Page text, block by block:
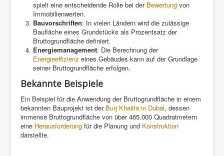
spielt eine entscheidende Rolle bei der Bewertung von
Immobilienwerten.
Bauvorschriften: In vielen Ländern wird die zulässige
Baufläche eines Grundstücks als Prozentsatz der
Bruttogrundfläche definiert.
Energiemanagement: Die Berechnung der
Energieeffizienz eines Gebäudes kann auf der Grundlage
seiner Bruttogrundfläche erfolgen.
Bekannte Beispiele
Ein Beispiel für die Anwendung der Bruttogrundfläche in einem
bekannten Bauprojekt ist der Burj Khalifa in Dubai, dessen
immense Bruttogrundfläche von über 465.000 Quadratmetern
eine Herausforderung für die Planung und Konstruktion
darstellte.